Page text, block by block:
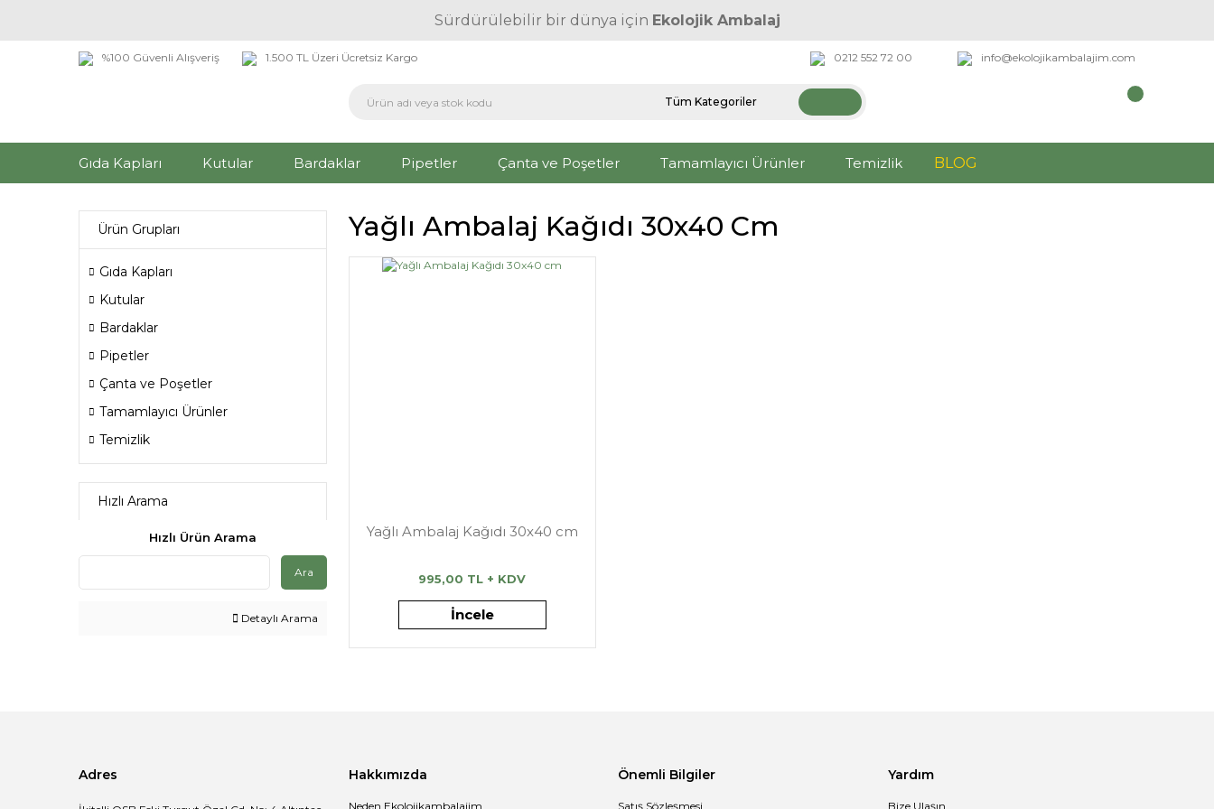
Sürdürülebilir bir dünya için Ekolojik Ambalaj
%100 Güvenli Alışveriş 1.500 TL Üzeri Ücretsiz Kargo 0212 552 72 00 info@ekolojikambalajim.com
Gıda Kapları Kutular Bardaklar Pipetler Çanta ve Poşetler Tamamlayıcı Ürünler Temizlik BLOG
Ürün Grupları
Gıda Kapları
Kutular
Bardaklar
Pipetler
Çanta ve Poşetler
Tamamlayıcı Ürünler
Temizlik
Hızlı Arama
Hızlı Ürün Arama
Ara
Detaylı Arama
Yağlı Ambalaj Kağıdı 30x40 Cm
Yağlı Ambalaj Kağıdı 30x40 cm
995,00 TL + KDV
İncele
Adres Hakkımızda
Neden Ekolojikambalajim
Önemli Bilgiler
Satış Sözleşmesi
Yardım
Bize Ulaşın